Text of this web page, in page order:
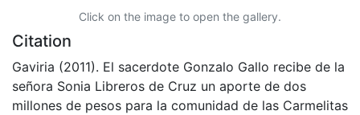
Click on the image to open the gallery.
Citation
Gaviria (2011). El sacerdote Gonzalo Gallo recibe de la
señora Sonia Libreros de Cruz un aporte de dos
millones de pesos para la comunidad de las Carmelitas